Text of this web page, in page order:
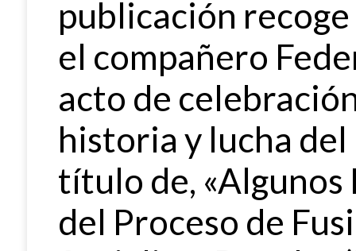
publicación
el compañero
acto de
historia y lucha del
título de,
del Proceso de